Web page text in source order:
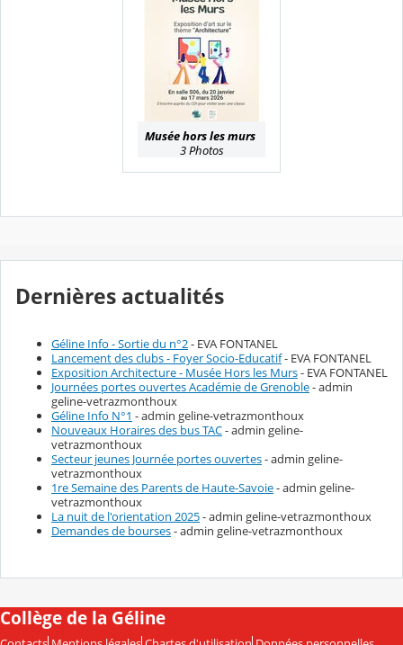
Musée hors les murs
3 Photos
Dernières actualités
Géline Info - Sortie du n°2- EVA FONTANEL
Lancement des clubs - Foyer Socio-Educatif- EVA FONTANEL
Exposition Architecture - Musée Hors les Murs- EVA FONTANEL
Journées portes ouvertes Académie de Grenoble- admin
geline-vetrazmonthoux
Géline Info N°1 - admin geline-vetrazmonthoux
Nouveaux Horaires des bus TAC- admin geline-
vetrazmonthoux
Secteur jeunes Journée portes ouvertes- admin geline-
vetrazmonthoux
1re Semaine des Parents de Haute-Savoie- admin geline-
vetrazmonthoux
La nuit de l'orientation 2025- admin geline-vetrazmonthoux
Demandes de bourses- admin geline-vetrazmonthoux
Collège de la Géline